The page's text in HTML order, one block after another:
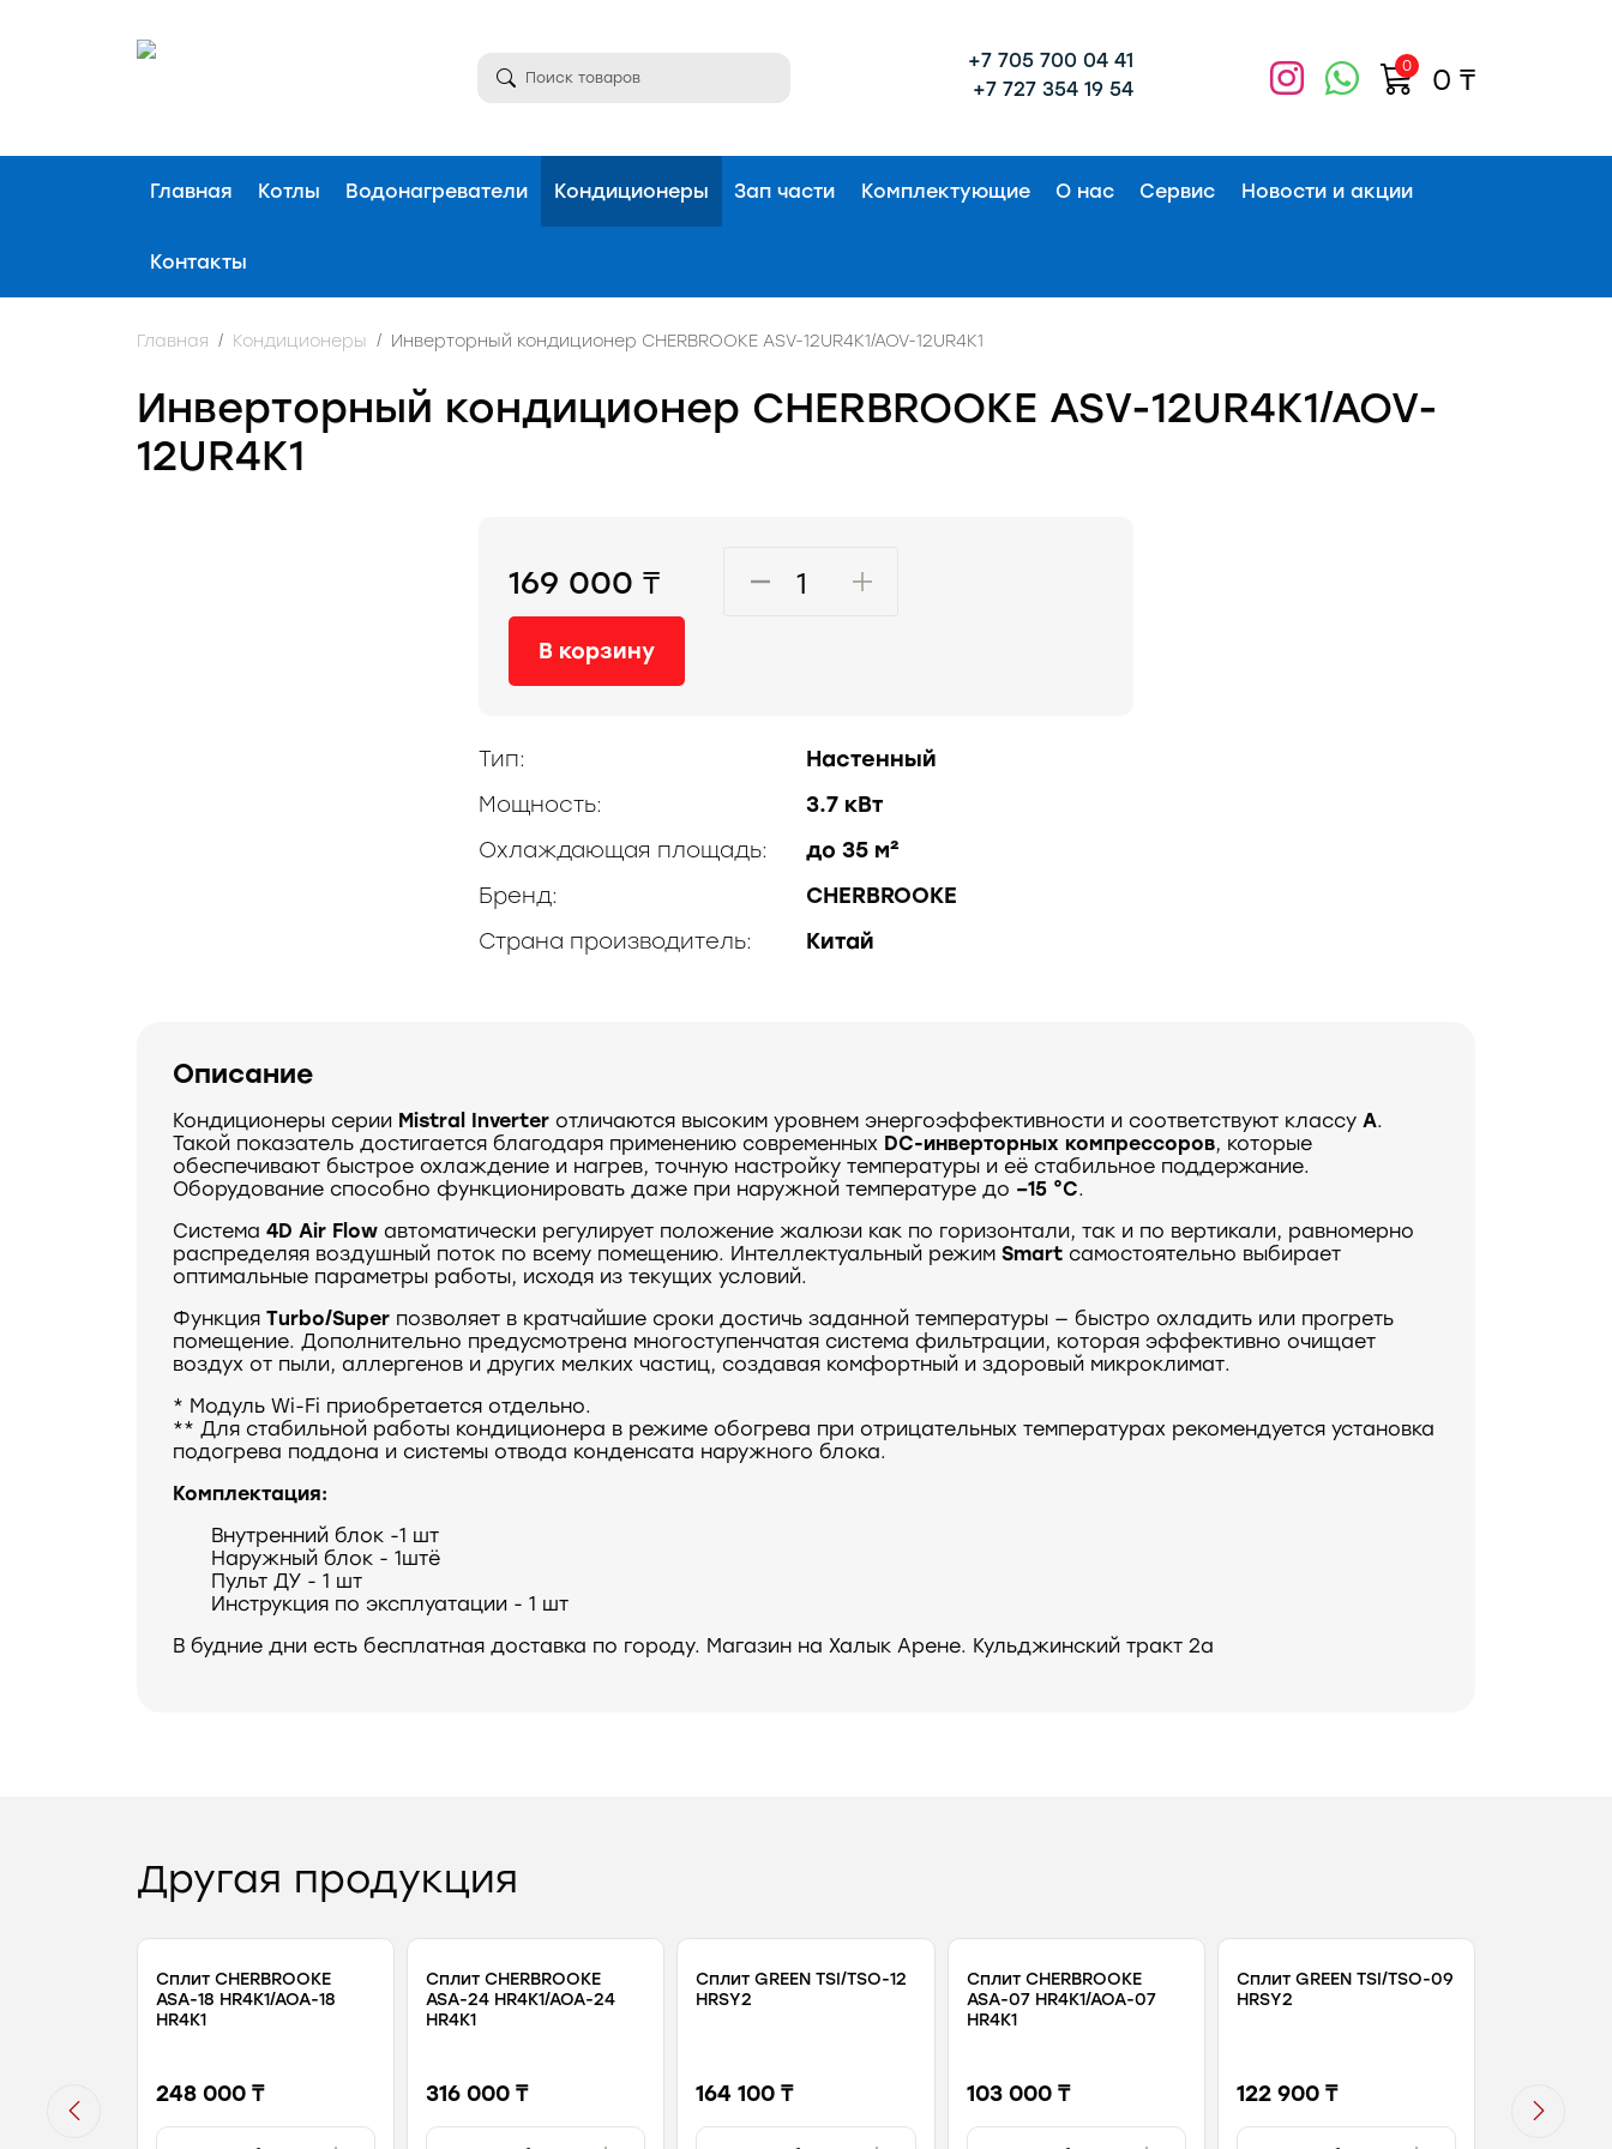
+7 705 700 04 41
+7 727 354 19 54
0 0 ₸
Главная Котлы Водонагреватели Кондиционеры Зап части Комплектующие О нас Сервис Новости и акции
Контакты
Главная Кондиционеры Инверторный кондиционер CHERBROOKE ASV-12UR4K1/AOV-12UR4K1
Инверторный кондиционер CHERBROOKE ASV-12UR4K1/AOV-
12UR4K1
169 000 ₸
В корзину
Тип:
Настенный
Мощность:
3.7 кВт
Охлаждающая площадь:
до 35 м²
Бренд:
CHERBROOKE
Страна производитель:
Китай
Описание
Кондиционеры серии Mistral Inverter отличаются высоким уровнем энергоэффективности и соответствуют классу A.
Такой показатель достигается благодаря применению современных DC-инверторных компрессоров, которые
обеспечивают быстрое охлаждение и нагрев, точную настройку температуры и её стабильное поддержание.
Оборудование способно функционировать даже при наружной температуре до –15 °C.
Система 4D Air Flow автоматически регулирует положение жалюзи как по горизонтали, так и по вертикали, равномерно
распределяя воздушный поток по всему помещению. Интеллектуальный режим Smart самостоятельно выбирает
оптимальные параметры работы, исходя из текущих условий.
Функция Turbo/Super позволяет в кратчайшие сроки достичь заданной температуры — быстро охладить или прогреть
помещение. Дополнительно предусмотрена многоступенчатая система фильтрации, которая эффективно очищает
воздух от пыли, аллергенов и других мелких частиц, создавая комфортный и здоровый микроклимат.
* Модуль Wi-Fi приобретается отдельно.
** Для стабильной работы кондиционера в режиме обогрева при отрицательных температурах рекомендуется установка
подогрева поддона и системы отвода конденсата наружного блока.
Комплектация:
Внутренний блок -1 шт
Наружный блок - 1штё
Пульт ДУ - 1 шт
Инструкция по эксплуатации - 1 шт
В будние дни есть бесплатная доставка по городу. Магазин на Халык Арене. Кульджинский тракт 2а
Другая продукция
Сплит CHERBROOKE
ASA-18 HR4K1/AOA-18
HR4K1
248 000 ₸
Сплит CHERBROOKE
ASA-24 HR4K1/AOA-24
HR4K1
316 000 ₸
Сплит GREEN TSI/TSO-12
HRSY2
164 100 ₸
Сплит CHERBROOKE
ASA-07 HR4K1/AOA-07
HR4K1
103 000 ₸
Сплит GREEN TSI/TSO-09
HRSY2
122 900 ₸